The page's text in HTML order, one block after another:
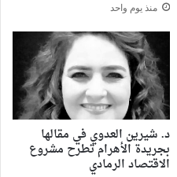
منذ يوم واحد
د. شيرين العدوي في مقالها
بجريدة الأهرام تطرح مشروع
الاقتصاد الرمادي